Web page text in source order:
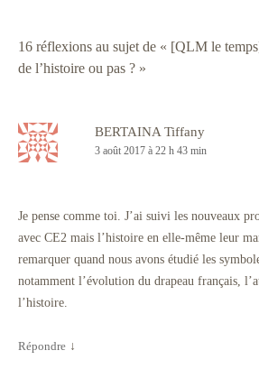
16 réflexions au sujet de « [QLM le
de l’histoire ou pas ? »
BERTAINA Tiffany
3 août 2017 à 22 h 43 min
Je pense comme toi. J’ai suivi les nouveaux
avec CE2 mais l’histoire en elle-même leur
remarquer quand nous avons étudié les
notamment l’évolution du drapeau français,
l’histoire.
Répondre ↓